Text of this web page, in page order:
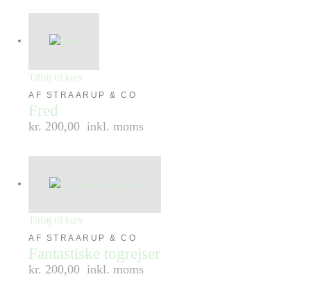
Tilføj til kurv
AF STRAARUP & CO
Fred
kr. 200,00 inkl. moms
Tilføj til kurv
AF STRAARUP & CO
Fantastiske togrejser
kr. 200,00 inkl. moms